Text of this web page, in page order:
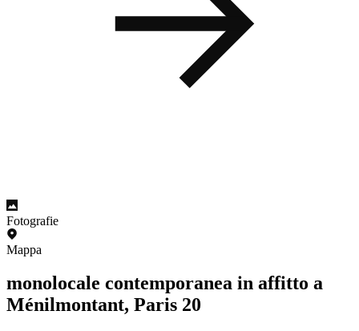
Fotografie
Mappa
monolocale contemporanea in affitto a
Ménilmontant, Paris 20